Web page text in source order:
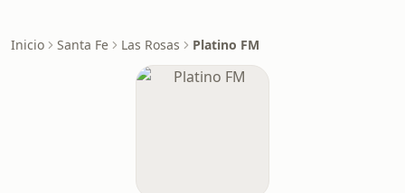
Inicio Santa Fe Las Rosas Platino FM